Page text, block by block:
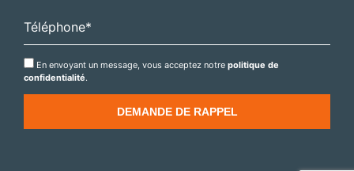
En envoyant un message, vous acceptez notre politique de
confidentialité.